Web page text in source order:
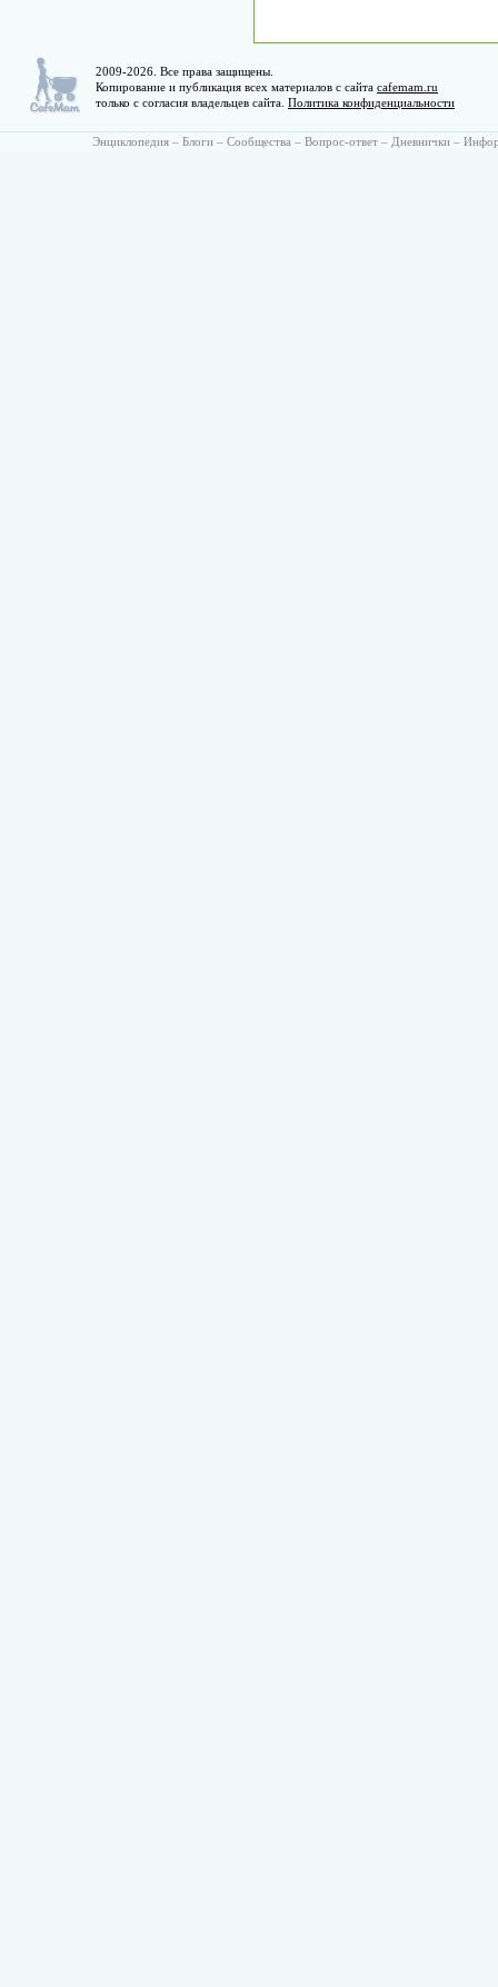
2009-2026. Все права защищены.
Копирование и публикация всех материалов с сайта cafemam.ru
только с согласия владельцев сайта. Политика конфиденциальности
Энциклопедия – Блоги – Сообщества – Вопрос-ответ – Дневнички –